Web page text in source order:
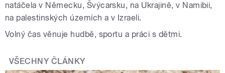
natáčela v Německu, Švýcarsku, na Ukrajině, v Namibii,
na palestinských územích a v Izraeli.
Volný čas věnuje hudbě, sportu a práci s dětmi.
VŠECHNY ČLÁNKY